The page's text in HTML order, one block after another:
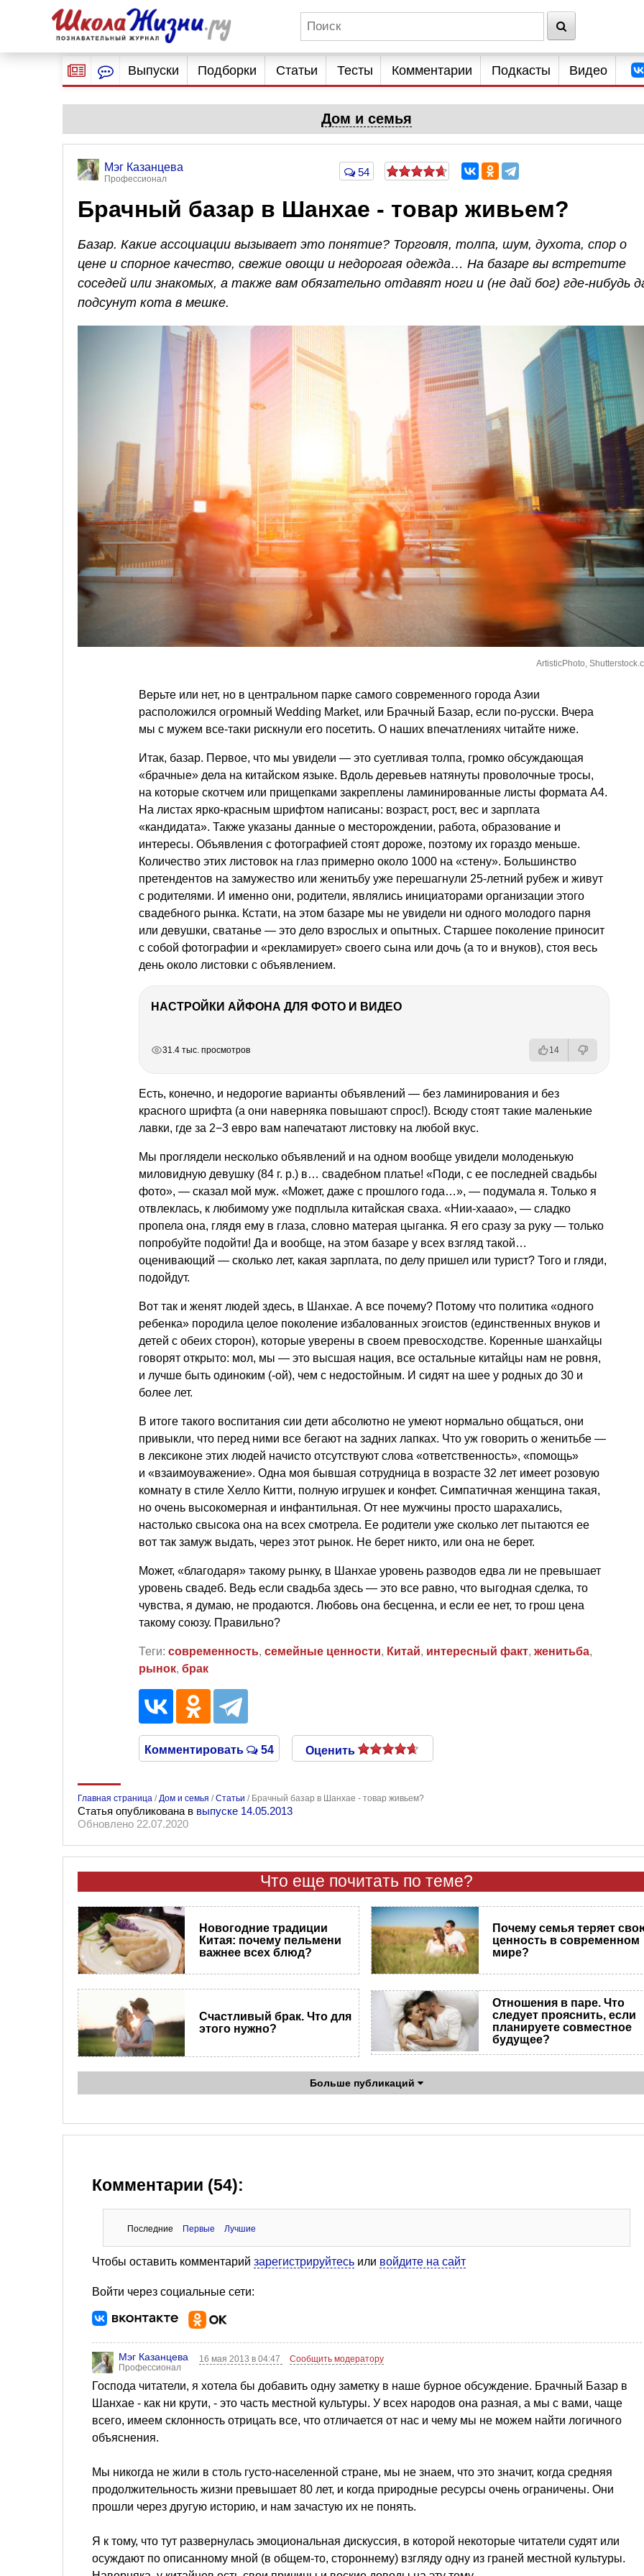
Выпуски Подборки Статьи Тесты Комментарии Подкасты Видео
Дом и семья
Мэг Казанцева
Профессионал
54
Брачный базар в Шанхае - товар живьем?
Базар. Какие ассоциации вызывает это понятие? Торговля, толпа, шум, духота, спор о
цене и спорное качество, свежие овощи и недорогая одежда… На базаре вы встретите
соседей или знакомых, а также вам обязательно отдавят ноги и (не дай бог) где-нибудь
подсунут кота в мешке.
ArtisticPhoto,
Верьте или нет, но в центральном парке самого современного города Азии
расположился огромный Wedding Market, или Брачный Базар, если по-русски. Вчера
мы с мужем все-таки рискнули его посетить. О наших впечатлениях читайте ниже.
Итак, базар. Первое, что мы увидели — это суетливая толпа, громко обсуждающая
«брачные» дела на китайском языке. Вдоль деревьев натянуты проволочные тросы,
на которые скотчем или прищепками закреплены ламинированные листы формата А4.
На листах ярко-красным шрифтом написаны: возраст, рост, вес и зарплата
«кандидата». Также указаны данные о месторождении, работа, образование и
интересы. Объявления с фотографией стоят дороже, поэтому их гораздо меньше.
Количество этих листовок на глаз примерно около 1000 на «стену». Большинство
претендентов на замужество или женитьбу уже перешагнули 25-летний рубеж и живут
с родителями. И именно они, родители, являлись инициаторами организации этого
свадебного рынка. Кстати, на этом базаре мы не увидели ни одного молодого парня
или девушки, сватанье — это дело взрослых и опытных. Старшее поколение приносит
с собой фотографии и «рекламирует» своего сына или дочь (а то и внуков), стоя весь
день около листовки с объявлением.
НАСТРОЙКИ АЙФОНА ДЛЯ ФОТО И ВИДЕО
31.4 тыс. просмотров 14
Есть, конечно, и недорогие варианты объявлений — без ламинирования и без
красного шрифта (а они наверняка повышают спрос!). Всюду стоят такие маленькие
лавки, где за 2−3 евро вам напечатают листовку на любой вкус.
Мы проглядели несколько объявлений и на одном вообще увидели молоденькую
миловидную девушку (84 г. р.) в… свадебном платье! «Поди, с ее последней свадьбы
фото», — сказал мой муж. «Может, даже с прошлого года…», — подумала я. Только я
отвлеклась, к любимому уже подплыла китайская сваха. «Нии-хааао», — сладко
пропела она, глядя ему в глаза, словно матерая цыганка. Я его сразу за руку — только
попробуйте подойти! Да и вообще, на этом базаре у всех взгляд такой…
оценивающий — сколько лет, какая зарплата, по делу пришел или турист? Того и гляди,
подойдут.
Вот так и женят людей здесь, в Шанхае. А все почему? Потому что политика «одного
ребенка» породила целое поколение избалованных эгоистов (единственных внуков и
детей с обеих сторон), которые уверены в своем превосходстве. Коренные шанхайцы
говорят открыто: мол, мы — это высшая нация, все остальные китайцы нам не ровня,
и лучше быть одиноким (-ой), чем с недостойным. И сидят на шее у родных до 30 и
более лет.
В итоге такого воспитания сии дети абсолютно не умеют нормально общаться, они
привыкли, что перед ними все бегают на задних лапках. Что уж говорить о женитьбе —
в лексиконе этих людей начисто отсутствуют слова «ответственность», «помощь»
и «взаимоуважение». Одна моя бывшая сотрудница в возрасте 32 лет имеет розовую
комнату в стиле Хелло Китти, полную игрушек и конфет. Симпатичная женщина такая,
но очень высокомерная и инфантильная. От нее мужчины просто шарахались,
настолько свысока она на всех смотрела. Ее родители уже сколько лет пытаются ее
вот так замуж выдать, через этот рынок. Не берет никто, или она не берет.
Может, «благодаря» такому рынку, в Шанхае уровень разводов едва ли не превышает
уровень свадеб. Ведь если свадьба здесь — это все равно, что выгодная сделка, то
чувства, я думаю, не продаются. Любовь она бесценна, и если ее нет, то грош цена
такому союзу. Правильно?
Теги: современность, семейные ценности, Китай, интересный факт, женитьба,
рынок, брак
Комментировать 54 Оценить
Главная страница /Дом и семья /Статьи / Брачный базар в Шанхае - товар живьем?
Статья опубликована в выпуске 14.05.2013
Обновлено 22.07.2020
Что еще почитать по теме?
Новогодние традиции
Китая: почему пельмени
важнее всех блюд?
Почему семья теряет
ценность в современном
мире?
Счастливый брак. Что для
этого нужно?
Отношения в паре. Что
следует прояснить, если
планируете совместное
будущее?
Больше публикаций
Комментарии (54):
Последние Первые Лучшие
Чтобы оставить комментарий зарегистрируйтесь или войдите на сайт
Войти через социальные сети:
Мэг Казанцева
Профессионал
16 мая 2013 в 04:47 Сообщить модератору
Господа читатели, я хотела бы добавить одну заметку в наше бурное обсуждение. Брачный Базар в
Шанхае - как ни крути, - это часть местной культуры. У всех народов она разная, а мы с вами, чаще
всего, имеем склонность отрицать все, что отличается от нас и чему мы не можем найти логичного
объяснения.
Мы никогда не жили в столь густо-населенной стране, мы не знаем, что это значит, когда средняя
продолжительность жизни превышает 80 лет, и когда природные ресурсы очень ограничены. Они
прошли через другую историю, и нам зачастую их не понять.
Я к тому, что тут развернулась эмоциональная дискуссия, в которой некоторые читатели судят или
осуждают по описанному мной (в общем-то, стороннему) взгляду одну из граней местной культуры.